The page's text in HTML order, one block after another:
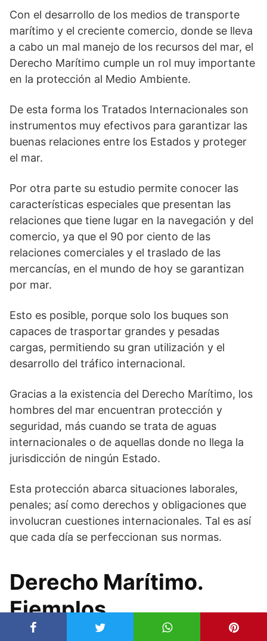
Con el desarrollo de los medios de transporte
marítimo y el creciente comercio, donde se lleva
a cabo un mal manejo de los recursos del mar, el
Derecho Marítimo cumple un rol muy importante
en la protección al Medio Ambiente.
De esta forma los Tratados Internacionales son
instrumentos muy efectivos para garantizar las
buenas relaciones entre los Estados y proteger
el mar.
Por otra parte su estudio permite conocer las
características especiales que presentan las
relaciones que tiene lugar en la navegación y del
comercio, ya que el 90 por ciento de las
relaciones comerciales y el traslado de las
mercancías, en el mundo de hoy se garantizan
por mar.
Esto es posible, porque solo los buques son
capaces de trasportar grandes y pesadas
cargas, permitiendo su gran utilización y el
desarrollo del tráfico internacional.
Gracias a la existencia del Derecho Marítimo, los
hombres del mar encuentran protección y
seguridad, más cuando se trata de aguas
internacionales o de aquellas donde no llega la
jurisdicción de ningún Estado.
Esta protección abarca situaciones laborales,
penales; así como derechos y obligaciones que
involucran cuestiones internacionales. Tal es así
que cada día se perfeccionan sus normas.
Derecho Marítimo.
Ejemplos